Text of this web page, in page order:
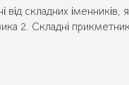
від складних
2. Складні